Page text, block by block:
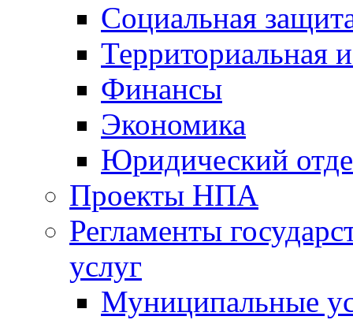
Социальная
Территориальная
Финансы
Экономика
Юридический
Проекты НПА
Регламенты
услуг
Муниципальные